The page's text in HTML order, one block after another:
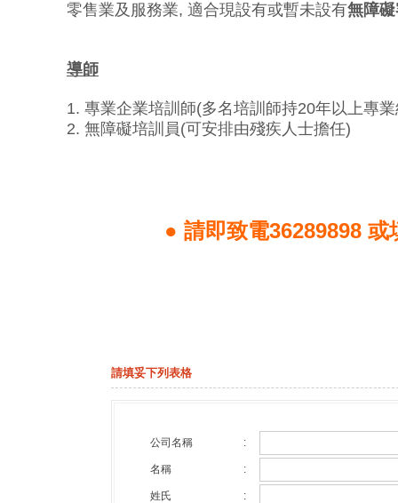
零售業及服務業, 適合現設有或暫未設有無障
導師
1. 專業企業培訓師(多名培訓師持20年以上專
2. 無障礙培訓員(可安排由殘疾人士擔任)
● 請即致電36289898
請填妥下列表格
公司名稱 :
名稱 :
姓氏 :